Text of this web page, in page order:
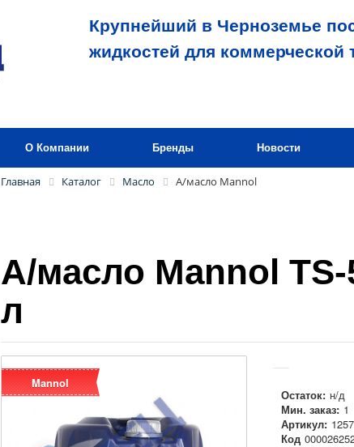
Крупнейший в Черноземье
жидкостей для коммерческой
О Компании Бренды Новости
Главная Каталог Масло А/масло Mannol
А/масло Mannol TS-
л
Mannol
Остаток: н/д
Мин. заказ: 1
Артикул: 1257
Код